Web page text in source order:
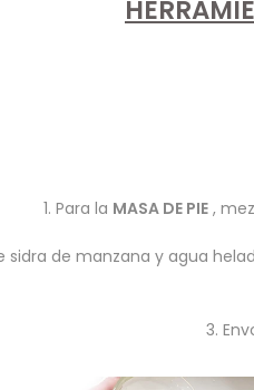
1. Para la MASA DE PIE,
sidra de manzana y agua
3.